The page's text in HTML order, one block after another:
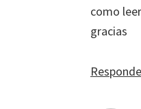
como
gracias